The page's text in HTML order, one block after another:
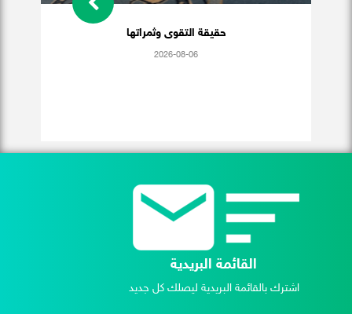
حقيقة التقوى وثمراتها
2026-08-06
القائمة البريدية
اشترك بالقائمة البريدية ليصلك كل جديد